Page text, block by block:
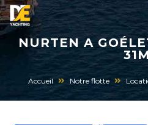
NURTEN A
Accueil Notre flotte